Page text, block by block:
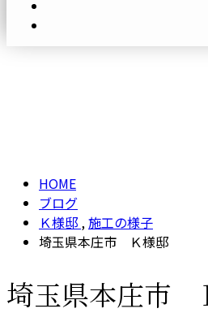
HOME
ブログ
Ｋ様邸 ,施工の様子
埼玉県本庄市 Ｋ様邸
埼玉県本庄市